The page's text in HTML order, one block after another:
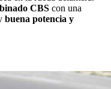
CBS con una
buena potencia y